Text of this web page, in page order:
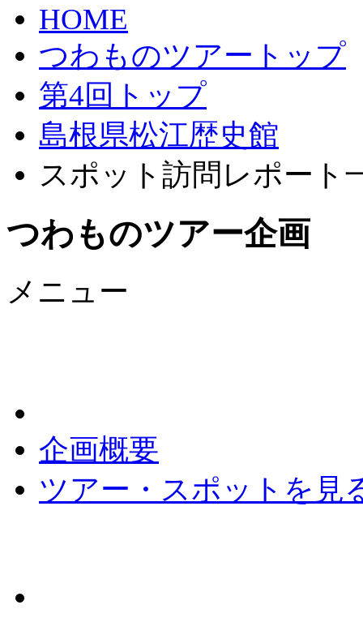
HOME
つわものツアートップ
第4回トップ
島根県松江歴史館
スポット訪問レポート
つわものツアー企画
メニュー
企画概要
ツアー・スポットを見